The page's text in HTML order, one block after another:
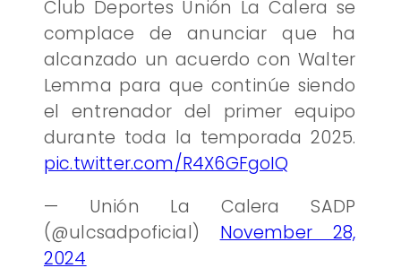
Club Deportes Unión La Calera se
complace de anunciar que ha
alcanzado un acuerdo con Walter
Lemma para que continúe siendo
el entrenador del primer equipo
durante toda la temporada 2025.
pic.twitter.com/R4X6GFgoIQ
— Unión La Calera SADP
(@ulcsadpoficial) November 28,
2024